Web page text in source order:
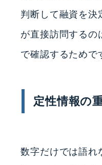
判断して融資を決
が直接訪問するの
で確認するためで
定性情報の
数字だけでは語れ